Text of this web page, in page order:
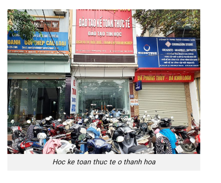
Hoc ke toan thuc te o thanh hoa